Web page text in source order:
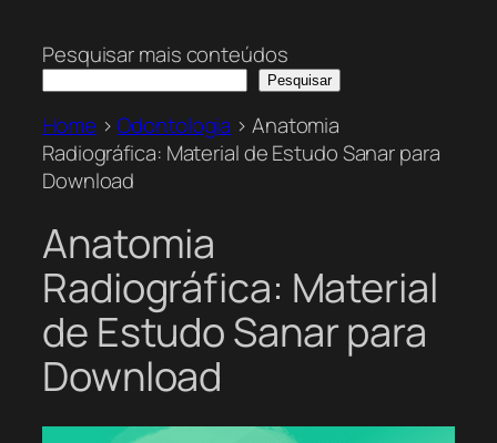
Pesquisar mais conteúdos
Pesquisar
Home >Odontologia > Anatomia
Radiográfica: Material de Estudo Sanar para
Download
Anatomia
Radiográfica: Material
de Estudo Sanar para
Download